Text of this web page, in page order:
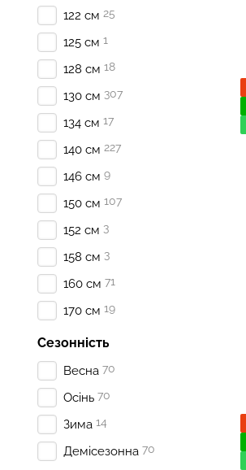
122 см 25
125 см 1
128 см 18
130 см 307
134 см 17
140 см 227
146 см 9
150 см 107
152 см 3
158 см 3
160 см 71
170 см 19
Сезонність
Весна 70
Осінь 70
Зима 14
Демісезонна 70